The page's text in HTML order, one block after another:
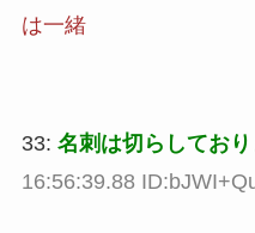
は一緒
33: 名刺は切らしてお
16:56:39.88